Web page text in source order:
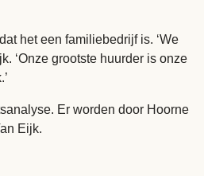
het een familiebedrijf is. ‘We
‘Onze grootste huurder is onze
Er worden door Hoorne
Eijk.